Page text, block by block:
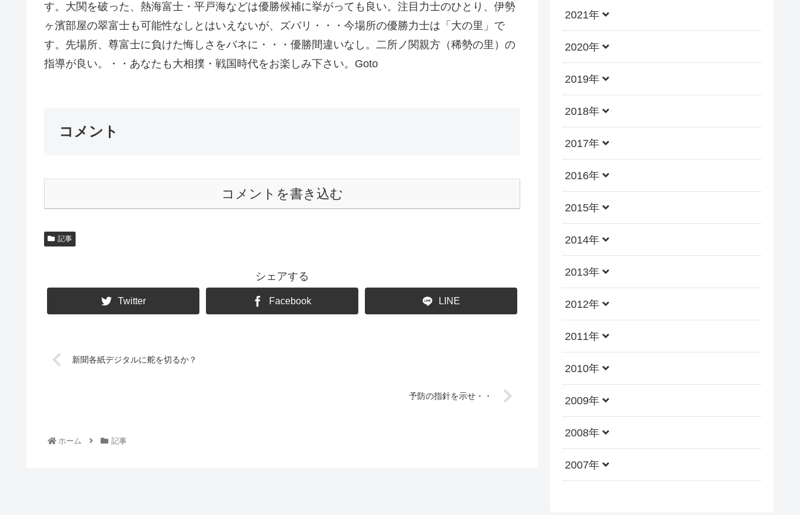
す。大関を破った、熱海富士・平戸海などは優勝候補に挙がっても良い。注目力士のひとり、伊勢
ヶ濱部屋の翠富士も可能性なしとはいえないが、ズバリ・・・今場所の優勝力士は「大の里」で
す。先場所、尊富士に負けた悔しさをバネに・・・優勝間違いなし。二所ノ関親方（稀勢の里）の
指導が良い。・・あなたも大相撲・戦国時代をお楽しみ下さい。Goto
コメント
コメントを書き込む
記事
シェアする
Twitter Facebook LINE
新聞各紙デジタルに舵を切るか？
予防の指針を示せ・・
ホーム 記事
2021年
2020年
2019年
2018年
2017年
2016年
2015年
2014年
2013年
2012年
2011年
2010年
2009年
2008年
2007年